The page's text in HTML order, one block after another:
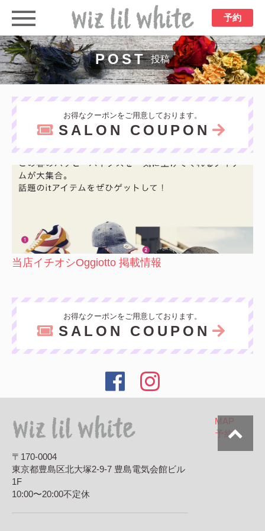
予約
POST 投稿
お得なクーポンをご用意しております。
SALON COUPON
当店イチオシOggiotto 掲載情報
お得なクーポンをご用意しております。
SALON COUPON
〒170-0004
東京都豊島区北大塚2-9-7 豊島電気会館ビル
1F
10:00〜20:00不定休
MAP
予約